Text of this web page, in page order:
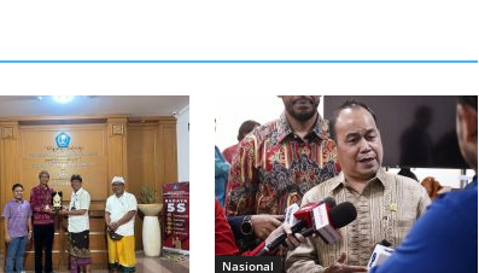
Nasional